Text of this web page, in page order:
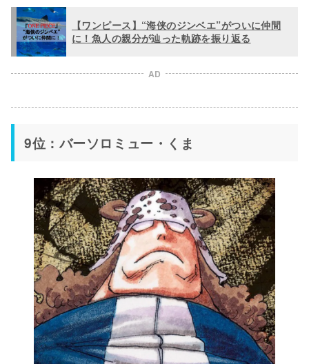
【ワンピース】“海侠のジンベエ”がついに仲間
に！魚人の親分が辿った軌跡を振り返る
AD
9位：バーソロミュー・くま